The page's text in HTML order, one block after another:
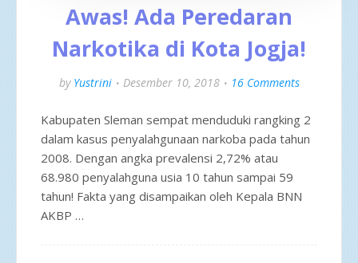
Awas! Ada Peredaran
Narkotika di Kota Jogja!
by Yustrini Desember 10, 2018 16 Comments
Kabupaten Sleman sempat menduduki rangking 2
dalam kasus penyalahgunaan narkoba pada tahun
2008. Dengan angka prevalensi 2,72% atau
68.980 penyalahguna usia 10 tahun sampai 59
tahun! Fakta yang disampaikan oleh Kepala BNN
AKBP …